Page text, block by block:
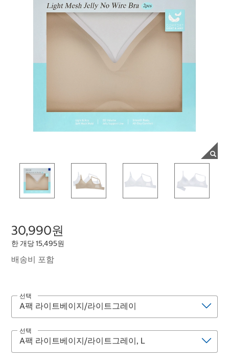
30,990원
한 개당 15,495원
배송비 포함
선택
선택